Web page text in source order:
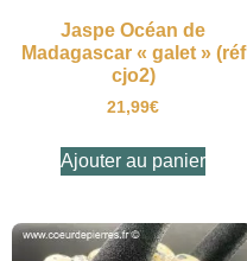
Jaspe Océan de
Madagascar « galet » (réf
cjo2)
21,99€
Ajouter au panier